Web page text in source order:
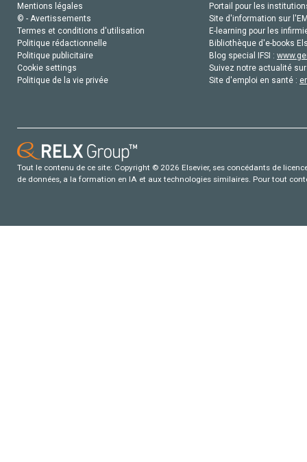
Mentions légales
© - Avertissements
Termes et conditions d'utilisation
Politique rédactionnelle
Politique publicitaire
Cookie settings
Politique de la vie privée
Portail pour les
Site d'information sur
E-learning pour les
Bibliothèque d'e-books
Blog special IFSI :
Suivez notre actualité
Site d'emploi en santé :
Tout le contenu de ce site: Copyright © 2026 Elsevier, ses concédants de
de données, a la formation en IA et aux technologies similaires. Pour tout